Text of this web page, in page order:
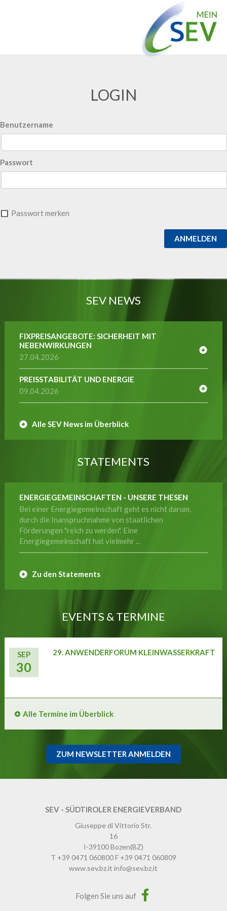
LOGIN
Benutzername
Passwort
Passwort merken
ANMELDEN
SEV NEWS
FIXPREISANGEBOTE: SICHERHEIT MIT
NEBENWIRKUNGEN
27.04.2026
PREISSTABILITÄT UND ENERGIE
09.04.2026
Alle SEV News im Überblick
STATEMENTS
ENERGIEGEMEINSCHAFTEN - UNSERE THESEN
Bei einer Energiegemeinschaft geht es nicht darum,
durch die Inanspruchnahme von staatlichen
Förderungen "reich zu werden". Eine
Energiegemeinschaft hat vielmehr ...
Zu den Statements
EVENTS & TERMINE
SEP
30
29. ANWENDERFORUM KLEINWASSERKRAFT
Alle Termine im Überblick
ZUM NEWSLETTER ANMELDEN
SEV - SÜDTIROLER ENERGIEVERBAND
Giuseppe di Vittorio Str.
16
I-39100Bozen(BZ)
T +39 0471 060800F +39 0471 060809
www.sev.bz.it info@sev.bz.it
Folgen Sie uns auf